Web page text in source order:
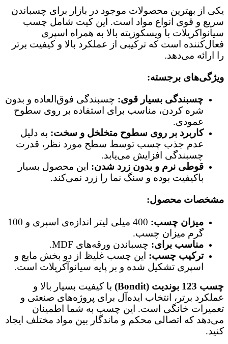
یکی از بهترین محصولات موجود در بازار برای چسباندن
سریع و قوی انواع مواد است. این کیت شامل چسب
سیانواکریلات با ویسکوزیته بالا به همراه اسپری
فعال‌کننده است که ترکیبی از عملکرد بالا و کیفیت برتر
را ارائه می‌دهد.
ویژگی‌های برجسته:
چسبندگی بسیار قوی: چسبندگی فوق‌العاده و بدون
شره کردن، مناسب برای استفاده بر روی سطوح
عمودی.
کاربرد بر روی سطوح متخلخل و سخت: به دلیل
عدم جذب چسب توسط سطح مورد نظر، قدرت
چسبندگی افزایش می‌یابد.
قوطی نرم و بدون زرد شدن: این محصول بسیار
باکیفیت بوده و سنگ نما را زرد نمی‌کند.
مشخصات محصول:
میزان چسب:
400 میلی لیتر اندازه‌ی اسپری و 100
گرم میزان چسب.
مناسب برای: چسباندن ورقه‌های MDF.
ترکیب چسب: این چسب غلیظ از دو بخش مایع و
اسپری تشکیل شده و بر پایه سیانوآکریلات است.
چسب 123 بوندیت (Bondit)
با کیفیت بسیار بالا و
عملکرد برتر، انتخاب ایده‌آل برای پروژه‌های صنعتی و
تعمیرات خانگی است. این چسب به شما اطمینان
می‌دهد که اتصالی محکم و ماندگار بین مواد مختلف ایجاد
کنید.